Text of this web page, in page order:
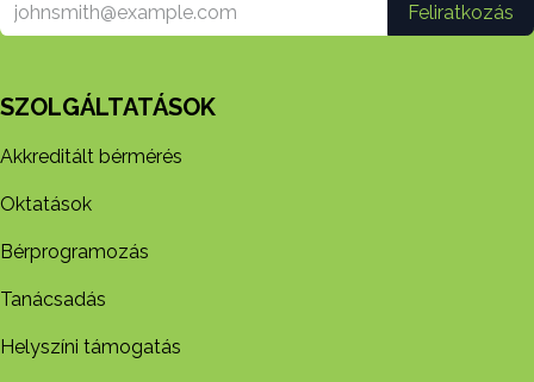
Feliratkozás
SZOLGÁLTATÁSOK
Akkreditált bérmérés
Oktatások
Bérprogramozás
Tanácsadás
Helyszíni támogatás